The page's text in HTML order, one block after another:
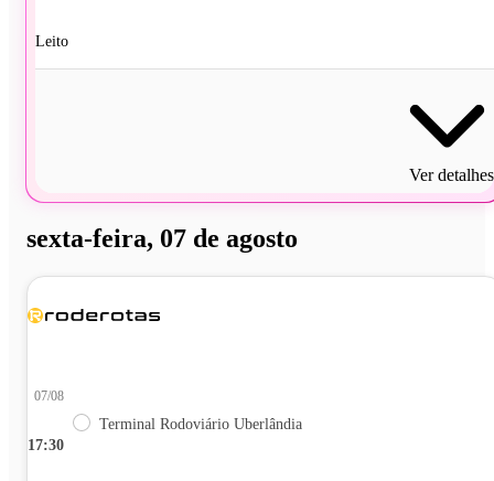
Leito
Ver detalhes
sexta-feira, 07 de agosto
17:30
07/08
Terminal Rodoviário Uberlândia